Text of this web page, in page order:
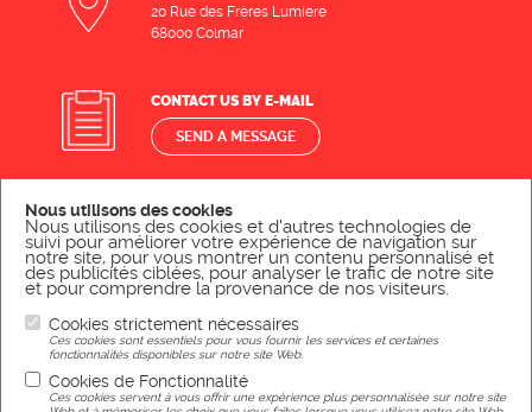
20 Rue des Frères Lumiere
68000 Colmar
CONTACT US BY E-MAIL
SEND A MESSAGE
CONTACT US BY PHONE
CALL US
Legal Notice
Nous utilisons des cookies
Nous utilisons des cookies et d'autres technologies de
suivi pour améliorer votre expérience de navigation sur
notre site, pour vous montrer un contenu personnalisé et
des publicités ciblées, pour analyser le trafic de notre site
et pour comprendre la provenance de nos visiteurs.
Cookies strictement nécessaires
Ces cookies sont essentiels pour vous fournir les services et certaines
fonctionnalités disponibles sur notre site Web.
Cookies de Fonctionnalité
Ces cookies servent à vous offrir une expérience plus personnalisée sur notre site